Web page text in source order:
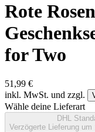
Rote
for Two
51,99 €
inkl. MwSt. und zzgl.
Wähle deine Lieferart
DHL
Verzögerte Lieferung